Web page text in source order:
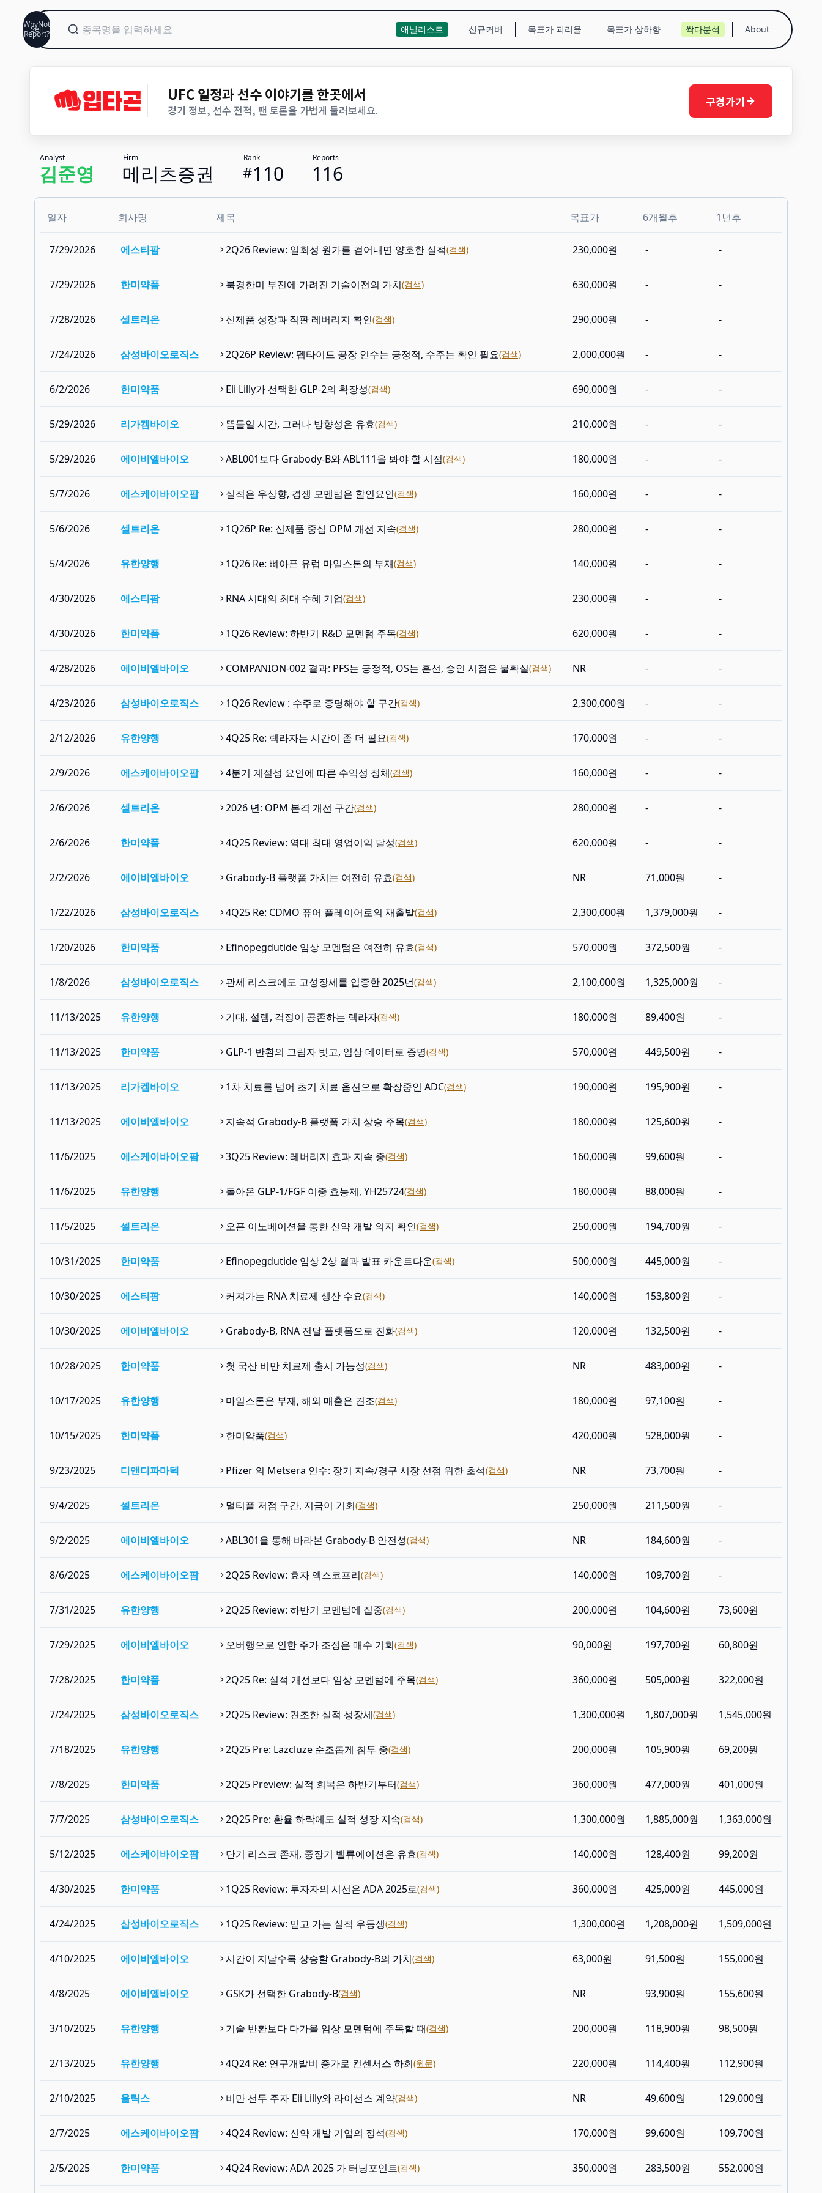
WhyNot
Sell
Report? 애널리스트 신규커버 목표가 괴리율 목표가 상하향 싹다분석 About
UFC 일정과 선수 이야기를 한곳에서
경기 정보, 선수 전적, 팬 토론을 가볍게 둘러보세요.
구경가기
Analyst
김준영
Firm
메리츠증권
Rank
#110
Reports
116
일자 회사명 제목 목표가 6개월후 1년후
7/29/2026 에스티팜 2Q26 Review: 일회성 원가를 걷어내면 양호한 실적(검색) 230,000원 - -
7/29/2026 한미약품 북경한미 부진에 가려진 기술이전의 가치(검색) 630,000원 - -
7/28/2026 셀트리온 신제품 성장과 직판 레버리지 확인(검색) 290,000원 - -
7/24/2026 삼성바이오로직스 2Q26P Review: 펩타이드 공장 인수는 긍정적, 수주는 확인 필요(검색) 2,000,000원 - -
6/2/2026 한미약품 Eli Lilly가 선택한 GLP-2의 확장성(검색) 690,000원 - -
5/29/2026 리가켐바이오 뜸들일 시간, 그러나 방향성은 유효(검색) 210,000원 - -
5/29/2026 에이비엘바이오 ABL001보다 Grabody-B와 ABL111을 봐야 할 시점(검색) 180,000원 - -
5/7/2026 에스케이바이오팜 실적은 우상향, 경쟁 모멘텀은 할인요인(검색) 160,000원 - -
5/6/2026 셀트리온 1Q26P Re: 신제품 중심 OPM 개선 지속(검색) 280,000원 - -
5/4/2026 유한양행 1Q26 Re: 뼈아픈 유럽 마일스톤의 부재(검색) 140,000원 - -
4/30/2026 에스티팜 RNA 시대의 최대 수혜 기업(검색) 230,000원 - -
4/30/2026 한미약품 1Q26 Review: 하반기 R&D 모멘텀 주목(검색) 620,000원 - -
4/28/2026 에이비엘바이오 COMPANION-002 결과: PFS는 긍정적, OS는 혼선, 승인 시점은 불확실(검색) NR - -
4/23/2026 삼성바이오로직스 1Q26 Review : 수주로 증명해야 할 구간(검색) 2,300,000원 - -
2/12/2026 유한양행 4Q25 Re: 렉라자는 시간이 좀 더 필요(검색) 170,000원 - -
2/9/2026 에스케이바이오팜 4분기 계절성 요인에 따른 수익성 정체(검색) 160,000원 - -
2/6/2026 셀트리온 2026 년: OPM 본격 개선 구간(검색) 280,000원 - -
2/6/2026 한미약품 4Q25 Review: 역대 최대 영업이익 달성(검색) 620,000원 - -
2/2/2026 에이비엘바이오 Grabody-B 플랫폼 가치는 여전히 유효(검색) NR 71,000원 -
1/22/2026 삼성바이오로직스 4Q25 Re: CDMO 퓨어 플레이어로의 재출발(검색) 2,300,000원 1,379,000원 -
1/20/2026 한미약품 Efinopegdutide 임상 모멘텀은 여전히 유효(검색) 570,000원 372,500원 -
1/8/2026 삼성바이오로직스 관세 리스크에도 고성장세를 입증한 2025년(검색) 2,100,000원 1,325,000원 -
11/13/2025 유한양행 기대, 설렘, 걱정이 공존하는 렉라자(검색) 180,000원 89,400원 -
11/13/2025 한미약품 GLP-1 반환의 그림자 벗고, 임상 데이터로 증명(검색) 570,000원 449,500원 -
11/13/2025 리가켐바이오 1차 치료를 넘어 초기 치료 옵션으로 확장중인 ADC(검색) 190,000원 195,900원 -
11/13/2025 에이비엘바이오 지속적 Grabody-B 플랫폼 가치 상승 주목(검색) 180,000원 125,600원 -
11/6/2025 에스케이바이오팜 3Q25 Review: 레버리지 효과 지속 중(검색) 160,000원 99,600원 -
11/6/2025 유한양행 돌아온 GLP-1/FGF 이중 효능제, YH25724(검색) 180,000원 88,000원 -
11/5/2025 셀트리온 오픈 이노베이션을 통한 신약 개발 의지 확인(검색) 250,000원 194,700원 -
10/31/2025 한미약품 Efinopegdutide 임상 2상 결과 발표 카운트다운(검색) 500,000원 445,000원 -
10/30/2025 에스티팜 커져가는 RNA 치료제 생산 수요(검색) 140,000원 153,800원 -
10/30/2025 에이비엘바이오 Grabody-B, RNA 전달 플랫폼으로 진화(검색) 120,000원 132,500원 -
10/28/2025 한미약품 첫 국산 비만 치료제 출시 가능성(검색) NR 483,000원 -
10/17/2025 유한양행 마일스톤은 부재, 해외 매출은 견조(검색) 180,000원 97,100원 -
10/15/2025 한미약품 한미약품(검색) 420,000원 528,000원 -
9/23/2025 디앤디파마텍 Pfizer 의 Metsera 인수: 장기 지속/경구 시장 선점 위한 초석(검색) NR 73,700원 -
9/4/2025 셀트리온 멀티플 저점 구간, 지금이 기회(검색) 250,000원 211,500원 -
9/2/2025 에이비엘바이오 ABL301을 통해 바라본 Grabody-B 안전성(검색) NR 184,600원 -
8/6/2025 에스케이바이오팜 2Q25 Review: 효자 엑스코프리(검색) 140,000원 109,700원 -
7/31/2025 유한양행 2Q25 Review: 하반기 모멘텀에 집중(검색) 200,000원 104,600원 73,600원
7/29/2025 에이비엘바이오 오버행으로 인한 주가 조정은 매수 기회(검색) 90,000원 197,700원 60,800원
7/28/2025 한미약품 2Q25 Re: 실적 개선보다 임상 모멘텀에 주목(검색) 360,000원 505,000원 322,000원
7/24/2025 삼성바이오로직스 2Q25 Review: 견조한 실적 성장세(검색) 1,300,000원 1,807,000원 1,545,000원
7/18/2025 유한양행 2Q25 Pre: Lazcluze 순조롭게 침투 중(검색) 200,000원 105,900원 69,200원
7/8/2025 한미약품 2Q25 Preview: 실적 회복은 하반기부터(검색) 360,000원 477,000원 401,000원
7/7/2025 삼성바이오로직스 2Q25 Pre: 환율 하락에도 실적 성장 지속(검색) 1,300,000원 1,885,000원 1,363,000원
5/12/2025 에스케이바이오팜 단기 리스크 존재, 중장기 밸류에이션은 유효(검색) 140,000원 128,400원 99,200원
4/30/2025 한미약품 1Q25 Review: 투자자의 시선은 ADA 2025로(검색) 360,000원 425,000원 445,000원
4/24/2025 삼성바이오로직스 1Q25 Review: 믿고 가는 실적 우등생(검색) 1,300,000원 1,208,000원 1,509,000원
4/10/2025 에이비엘바이오 시간이 지날수록 상승할 Grabody-B의 가치(검색) 63,000원 91,500원 155,000원
4/8/2025 에이비엘바이오 GSK가 선택한 Grabody-B(검색) NR 93,900원 155,600원
3/10/2025 유한양행 기술 반환보다 다가올 임상 모멘텀에 주목할 때(검색) 200,000원 118,900원 98,500원
2/13/2025 유한양행 4Q24 Re: 연구개발비 증가로 컨센서스 하회(원문) 220,000원 114,400원 112,900원
2/10/2025 올릭스 비만 선두 주자 Eli Lilly와 라이선스 계약(검색) NR 49,600원 129,000원
2/7/2025 에스케이바이오팜 4Q24 Review: 신약 개발 기업의 정석(검색) 170,000원 99,600원 109,700원
2/5/2025 한미약품 4Q24 Review: ADA 2025 가 터닝포인트(검색) 350,000원 283,500원 552,000원